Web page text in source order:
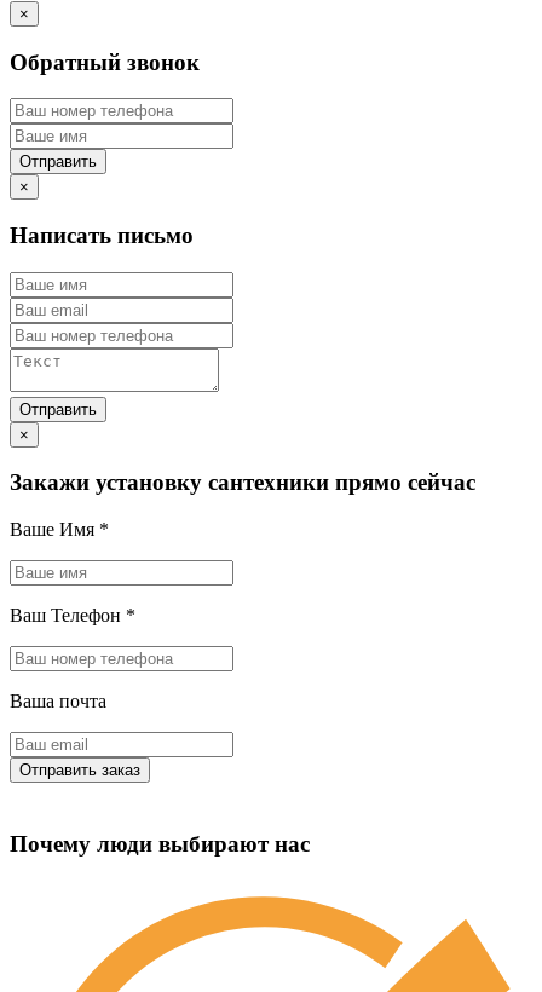
×
Обратный звонок
×
Написать письмо
×
Закажи установку сантехники прямо сейчас
Ваше Имя *
Ваш Телефон *
Ваша почта
Почему люди выбирают нас